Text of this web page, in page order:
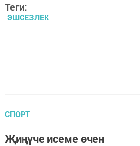
Теги:
ЭШСЕЗЛЕК
СПОРТ
Җиңүче исеме өчен